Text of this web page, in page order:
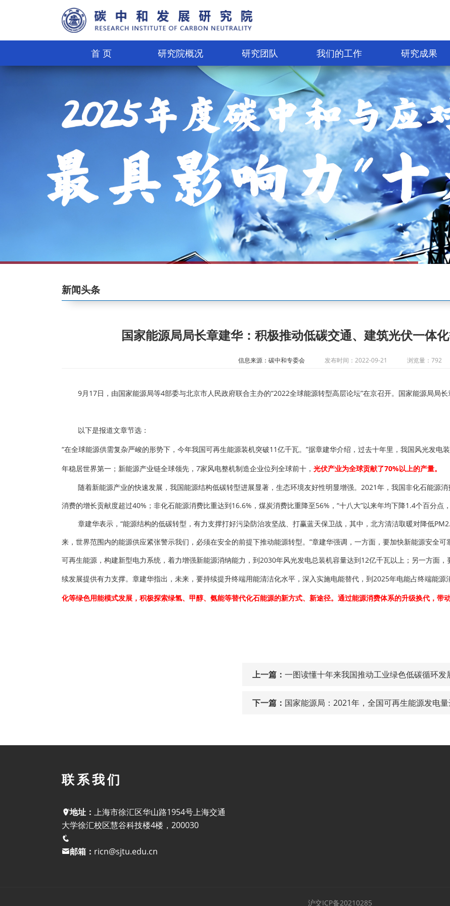
首 页 研究院概况 研究团队 我们的工作 研究成果
新闻头条
国家能源局局长章建华：积极推动低碳交通、建筑光伏一体
信息来源：碳中和专委会 发布时间：2022-09-21 浏览量：792
9月17日，由国家能源局等4部委与北京市人民政府联合主办的“2022全球能源转型高层论坛”在京召开。国家能源局局长
以下是报道文章节选：
“在全球能源供需复杂严峻的形势下，今年我国可再生能源装机突破11亿千瓦。”据章建华介绍，过去十年里，我国风光发电
年稳居世界第一；新能源产业链全球领先，7家风电整机制造企业位列全球前十， 光伏产业为全球贡献了70%以上的产量。
随着新能源产业的快速发展，我国能源结构低碳转型进展显著，生态环境友好性明显增强。2021年，我国非化石能源
消费的增长贡献度超过40%；非化石能源消费比重达到16.6%，煤炭消费比重降至56%，“十八大”以来年均下降1.4个百分点
章建华表示，“能源结构的低碳转型，有力支撑打好污染防治攻坚战、打赢蓝天保卫战，其中，北方清洁取暖对降低
来，世界范围内的能源供应紧张警示我们，必须在安全的前提下推动能源转型。”章建华强调，一方面，要加快新能源安全
可再生能源，构建新型电力系统，着力增强新能源消纳能力，到2030年风光发电总装机容量达到12亿千瓦以上；另一方面
续发展提供有力支撑。 章建华指出，未来，要持续提升终端用能清洁化水平，深入实施电能替代，到2025年电能占终端能源
化等绿色用能模式发展，积极探索绿氢、甲醇、氨能等替代化石能源的新方式、新途径。通过能源消费体系的升级换代，带
上一篇： 一图读懂十年来我国推动工业绿色低碳循环发
下一篇： 国家能源局：2021年，全国可再生能源发电
联系我们
地址： 上海市徐汇区华山路1954号上海交通
大学徐汇校区慧谷科技楼4楼，200030
邮箱： ricn@sjtu.edu.cn
沪交ICP备20210285